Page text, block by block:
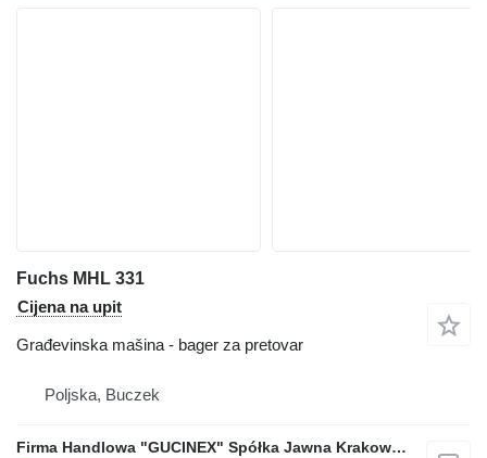
Fuchs MHL 331
Cijena na upit
Građevinska mašina - bager za pretovar
Poljska, Buczek
Firma Handlowa "GUCINEX" Spółka Jawna Krakowski Poraniewski